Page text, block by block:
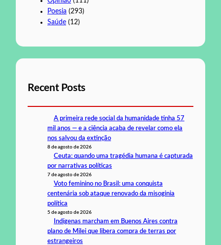
Poesia (293)
Saúde (12)
Recent Posts
A primeira rede social da humanidade tinha 57
mil anos — e a ciência acaba de revelar como ela
nos salvou da extinção
8 de agosto de 2026
Ceuta: quando uma tragédia humana é capturada
por narrativas políticas
7 de agosto de 2026
Voto feminino no Brasil: uma conquista
centenária sob ataque renovado da misoginia
política
5 de agosto de 2026
Indígenas marcham em Buenos Aires contra
plano de Milei que libera compra de terras por
estrangeiros